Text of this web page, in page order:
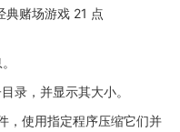
赌场游戏 21 点
录，并显示其大小。
，使用指定程序压缩它们并